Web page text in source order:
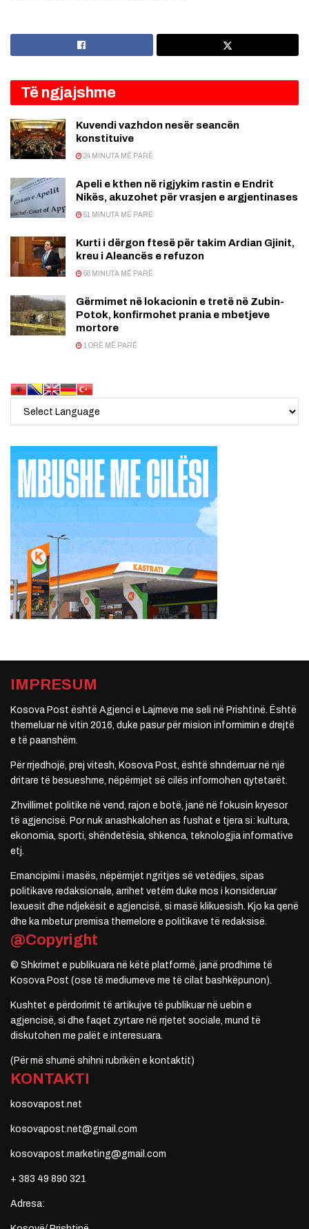
Të ngjajshme
Kuvendi vazhdon nesër seancën
konstituive
24 MINUTA MË PARË
Apeli e kthen në rigjykim rastin e Endrit
Nikës, akuzohet për vrasjen e argjentinases
51 MINUTA MË PARË
Kurti i dërgon ftesë për takim Ardian Gjinit,
kreu i Aleancës e refuzon
56 MINUTA MË PARË
Gërmimet në lokacionin e tretë në Zubin-
Potok, konfirmohet prania e mbetjeve
mortore
1 ORË MË PARË
IMPRESUM
Kosova Post është Agjenci e Lajmeve me seli në Prishtinë. Është
themeluar në vitin 2016, duke pasur për mision informimin e drejtë
e të paanshëm.
Për rrjedhojë, prej vitesh, Kosova Post, është shndërruar në një
dritare të besueshme, nëpërmjet së cilës informohen qytetarët.
Zhvillimet politike në vend, rajon e botë, janë në fokusin kryesor
të agjencisë. Por nuk anashkalohen as fushat e tjera si: kultura,
ekonomia, sporti, shëndetësia, shkenca, teknologjia informative
etj.
Emancipimi i masës, nëpërmjet ngritjes së vetëdijes, sipas
politikave redaksionale, arrihet vetëm duke mos i konsideruar
lexuesit dhe ndjekësit e agjencisë, si masë klikuesish. Kjo ka qenë
dhe ka mbetur premisa themelore e politikave të redaksisë.
@Copyright
© Shkrimet e publikuara në këtë platformë, janë prodhime të
Kosova Post (ose të mediumeve me të cilat bashkëpunon).
Kushtet e përdorimit të artikujve të publikuar në uebin e
agjencisë, si dhe faqet zyrtare në rrjetet sociale, mund të
diskutohen me palët e interesuara.
(Për më shumë shihni rubrikën e kontaktit)
KONTAKTI
kosovapost.net
kosovapost.net@gmail.com
kosovapost.marketing@gmail.com
+ 383 49 890 321
Adresa: